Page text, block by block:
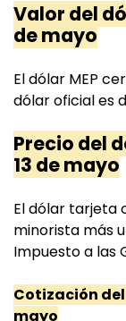
Valor del
de mayo
El dólar MEP
dólar oficial es
Precio del
13 de mayo
El dólar tarjeta
minorista más
Impuesto a las
Cotización
mayo